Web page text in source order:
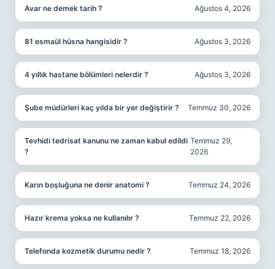
Avar ne demek tarih ? Ağustos 4, 2026
81 esmaül hüsna hangisidir ? Ağustos 3, 2026
4 yıllık hastane bölümleri nelerdir ? Ağustos 3, 2026
Şube müdürleri kaç yılda bir yer değiştirir ? Temmuz 30, 2026
Tevhidi tedrisat kanunu ne zaman kabul edildi
?
Temmuz 29,
2026
Karın boşluğuna ne denir anatomi ? Temmuz 24, 2026
Hazır krema yoksa ne kullanılır ? Temmuz 22, 2026
Telefonda kozmetik durumu nedir ? Temmuz 18, 2026